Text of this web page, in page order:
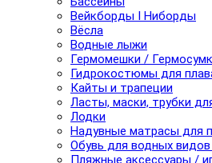
Вейкборды I Ниборды
Вёсла
Водные лыжи
Гермомешки /
Гидрокостюмы для
Кайты и трапеции
Ласты, маски, трубки
Лодки
Надувные матрасы для
Обувь для водных
Пляжные аксессуары /